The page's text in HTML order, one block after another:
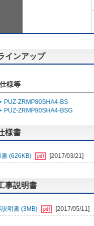
インアップ
様等
PUZ-ZRMP80SHA4-BS
PUZ-ZRMP80SHA4-BSG
様書
書 (626KB) [2017/03/21]
事説明書
説明書 (3MB) [2017/05/11]